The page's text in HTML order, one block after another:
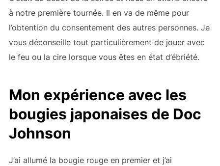
à notre première tournée. Il en va de même pour
l’obtention du consentement des autres personnes. Je
vous déconseille tout particulièrement de jouer avec
le feu ou la cire lorsque vous êtes en état d’ébriété.
Mon expérience avec les
bougies japonaises de Doc
Johnson
J’ai allumé la bougie rouge en premier et j’ai